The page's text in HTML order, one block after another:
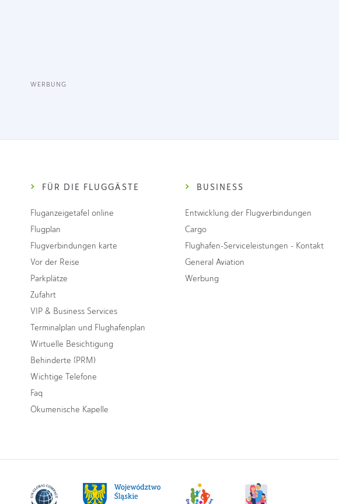
WERBUNG
FÜR DIE FLUGGÄSTE
Fluganzeigetafel online
Flugplan
Flugverbindungen karte
Vor der Reise
Parkplätze
Zufahrt
VIP & Business Services
Terminalplan und Flughafenplan
Wirtuelle Besichtigung
Behinderte (PRM)
Wichtige Telefone
Faq
Ökumenische Kapelle
BUSINESS
Entwicklung der Flugverbindungen
Cargo
Flughafen-Serviceleistungen - Kontakt
General Aviation
Werbung